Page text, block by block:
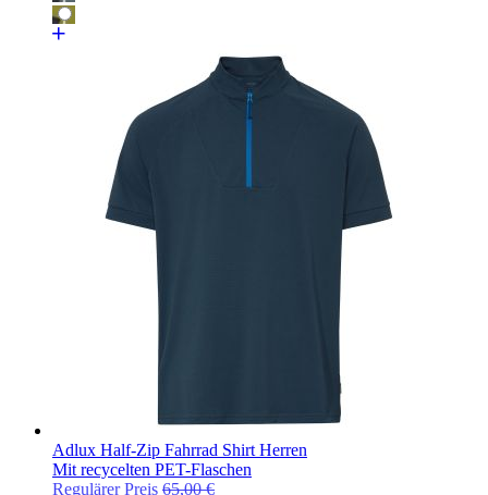
Adlux Half-Zip Fahrrad Shirt Herren
Mit recycelten PET-Flaschen
Regulärer Preis 65,00 €